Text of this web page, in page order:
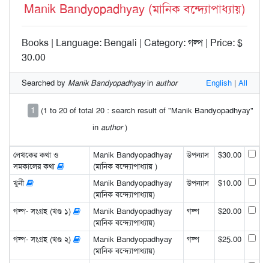
Manik Bandyopadhyay (মানিক বন্দ্যোপাধ্যায়)
Books | Language: Bengali | Category: গল্প | Price: $
30.00
Searched by Manik Bandyopadhyayin author English | All
1
(1 to 20 of total 20 : search result of "Manik Bandyopadhyay"
in author)
লেখকের কথা ও
সমকালের কথা
Manik Bandyopadhyay
(মানিক বন্দ্যোপাধ্যায় )
উপন্যাস $30.00
খুনী
Manik Bandyopadhyay
(মানিক বন্দ্যোপাধ্যায়)
উপন্যাস $10.00
গল্প- সংগ্রহ (খণ্ড ১)
Manik Bandyopadhyay
(মানিক বন্দ্যোপাধ্যায়)
গল্প $20.00
গল্প- সংগ্রহ (খণ্ড ২)
Manik Bandyopadhyay
(মানিক বন্দ্যোপাধ্যায়)
গল্প $25.00